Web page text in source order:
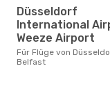
Düsseldorf
International
Weeze Airport
Für Flüge von Düsseldorf nach
Belfast